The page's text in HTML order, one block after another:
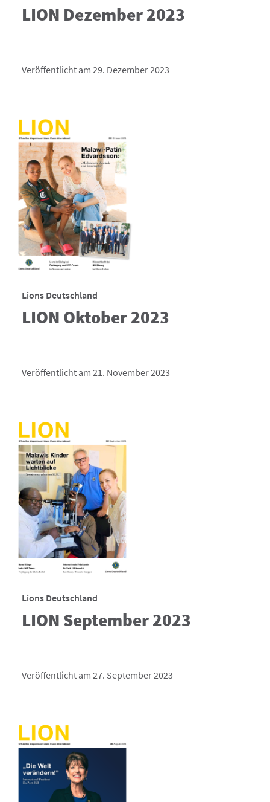
LION Dezember 2023
Veröffentlicht am 29. Dezember 2023
Lions Deutschland
LION Oktober 2023
Veröffentlicht am 21. November 2023
Lions Deutschland
LION September 2023
Veröffentlicht am 27. September 2023